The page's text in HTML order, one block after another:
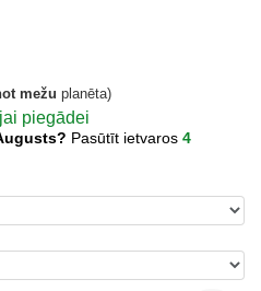
mežu planēta)
piegādei
Pasūtīt ietvaros 4